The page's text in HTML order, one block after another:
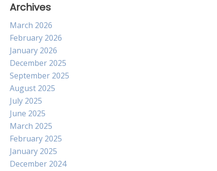
Archives
March 2026
February 2026
January 2026
December 2025
September 2025
August 2025
July 2025
June 2025
March 2025
February 2025
January 2025
December 2024